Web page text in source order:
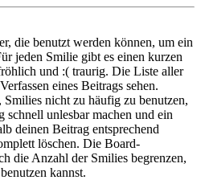
die benutzt werden können, um ein
jeden Smilie gibt es einen kurzen
und :( traurig. Die Liste aller
eines Beitrags sehen.
Smilies nicht zu häufig zu benutzen,
schnell unlesbar machen und ein
deinen Beitrag entsprechend
löschen. Die Board-
die Anzahl der Smilies begrenzen,
kannst.